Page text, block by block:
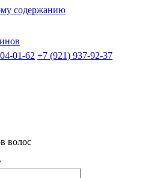
содержанию
01-62 +7 (921) 937-92-37
волос